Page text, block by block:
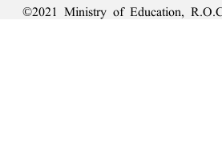
©2021 Ministry of Education,